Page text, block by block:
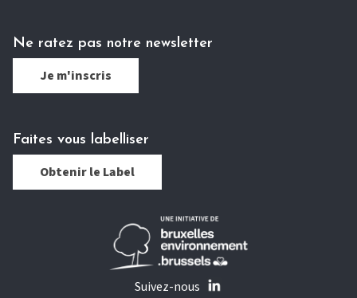
Ne ratez pas notre newsletter
Je m'inscris
Faites vous labelliser
Obtenir le Label
Suivez-nous